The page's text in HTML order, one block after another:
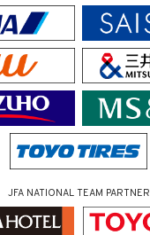
JFA NATIONAL TEAM PARTNER